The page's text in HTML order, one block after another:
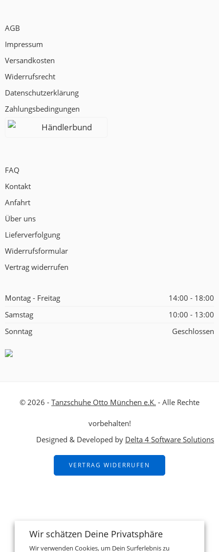
AGB
Impressum
Versandkosten
Widerrufsrecht
Datenschutzerklärung
Zahlungsbedingungen
Händlerbund
FAQ
Kontakt
Anfahrt
Über uns
Lieferverfolgung
Widerrufsformular
Vertrag widerrufen
Montag - Freitag
14:00 - 18:00
Samstag
10:00 - 13:00
Sonntag
Geschlossen
© 2026 - Tanzschuhe Otto München e.K. - Alle Rechte
vorbehalten!
Designed & Developed by Delta 4 Software Solutions
VERTRAG WIDERRUFEN
Wir schätzen Deine Privatsphäre
Wir verwenden Cookies, um Dein Surferlebnis zu